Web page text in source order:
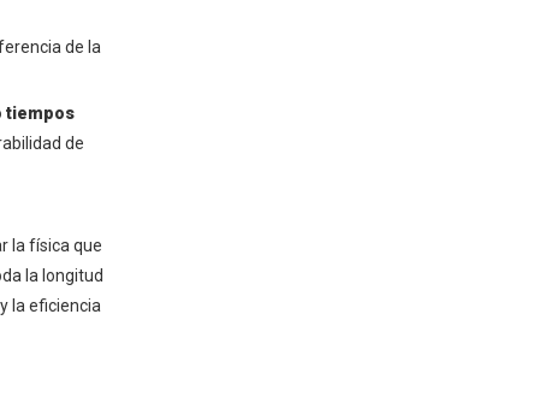
de la
tiempos
de
la física que
la longitud
la eficiencia